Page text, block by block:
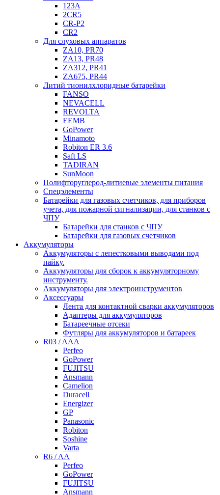
123A
2CR5
CR-P2
CR2
Для слуховых аппаратов
ZA10, PR70
ZA13, PR48
ZA312, PR41
ZA675, PR44
Литий тионилхлоридные батарейки
FANSO
NEVACELL
REVOLTA
EEMB
GoPower
Minamoto
Robiton ER 3.6
Saft LS
TADIRAN
SunMoon
Полифторуглерод-литиевые элементы питания
Спецэлементы
Батарейки для газовых счетчиков, для приборов
учета, для пожарной сигнализации, для станков с
ЧПУ
Батарейки для станков с ЧПУ
Батарейки для газовых счетчиков
Аккумуляторы
Аккумуляторы с лепестковыми выводами под
пайку.
Аккумуляторы для сборок к аккумуляторному
инструменту.
Аккумуляторы для электроинструментов
Аксессуары
Лента для контактной сварки аккумуляторов
Адаптеры для аккумуляторов
Батареечные отсеки
Футляры для аккумуляторов и батареек
R03 / AAA
Perfeo
GoPower
FUJITSU
Ansmann
Camelion
Duracell
Energizer
GP
Panasonic
Robiton
Soshine
Varta
R6 / AA
Perfeo
GoPower
FUJITSU
Ansmann